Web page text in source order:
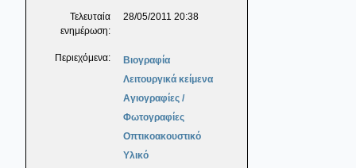
Τελευταία
ενημέρωση:
28/05/2011 20:38
Περιεχόμενα:
Βιογραφία
Λειτουργικά κείμενα
Αγιογραφίες /
Φωτογραφίες
Οπτικοακουστικό
Υλικό